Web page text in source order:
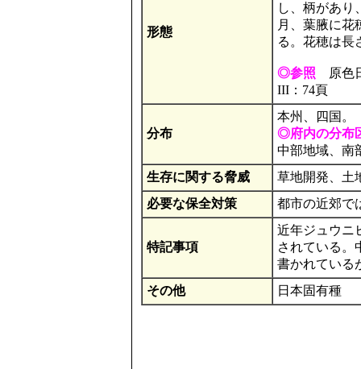
形態
し、柄があり
月、葉腋に花
る。花穂は長
◎参照 原色
III：74頁
分布
本州、四国。
◎府内の分布
中部地域、南
生存に関する脅威
草地開発、土
必要な保全対策
都市の近郊で
特記事項
近年ジュウニ
されている。
書かれている
その他
日本固有種